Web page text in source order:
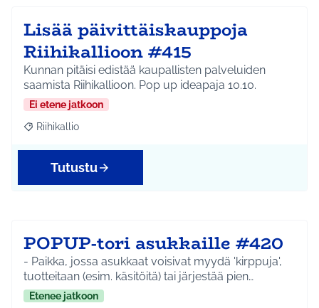
Lisää päivittäiskauppoja
Riihikallioon #415
Kunnan pitäisi edistää kaupallisten palveluiden
saamista Riihikallioon. Pop up ideapaja 10.10.
Ei etene jatkoon
Rajaa tulokset aihepiirin mukaan: Riihikallio
Riihikallio
Tutustu
POPUP-tori asukkaille #420
- Paikka, jossa asukkaat voisivat myydä 'kirppuja',
tuotteitaan (esim. käsitöitä) tai järjestää pien…
Etenee jatkoon